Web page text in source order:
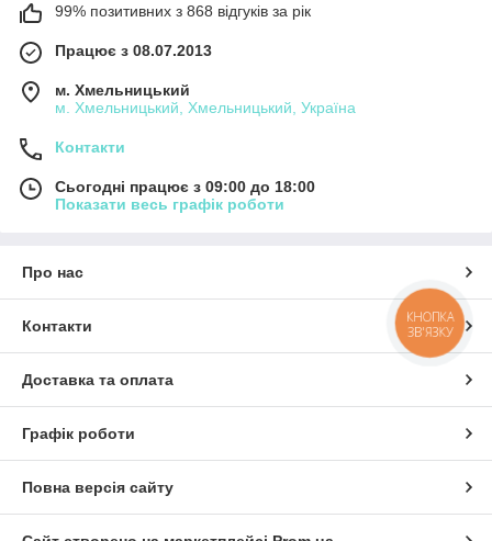
99% позитивних з 868 відгуків за рік
Працює з 08.07.2013
м. Хмельницький
м. Хмельницький, Хмельницький, Україна
Контакти
Сьогодні працює з 09:00 до 18:00
Показати весь графік роботи
Про нас
Контакти
Доставка та оплата
Графік роботи
Повна версія сайту
КНОПКА
ЗВ'ЯЗКУ